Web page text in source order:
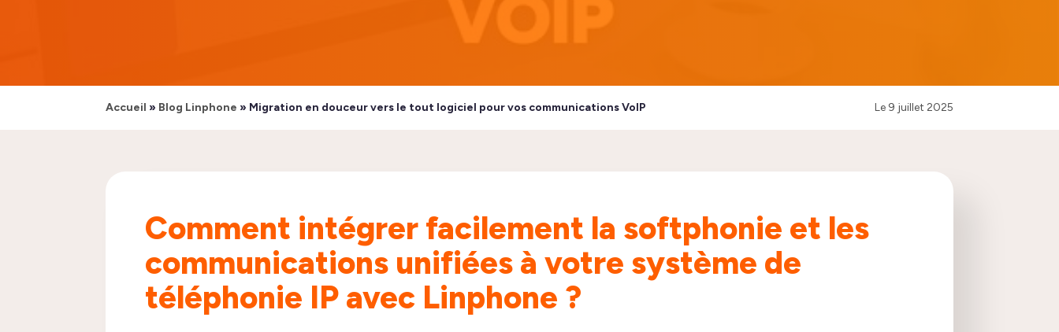
Accueil » Blog Linphone » Migration en douceur vers le tout logiciel pour vos communications VoIP Le 9 juillet 2025
Comment intégrer facilement la softphonie et les
communications unifiées à votre système de
téléphonie IP avec Linphone ?